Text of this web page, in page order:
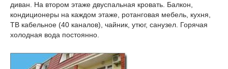
диван. На втором этаже двуспальная кровать. Балкон,
кондиционеры на каждом этаже, ротанговая мебель, кухня,
ТВ кабельное (40 каналов), чайник, утюг, санузел. Горячая
холодная вода постоянно.